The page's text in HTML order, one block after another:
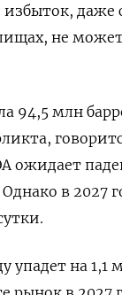
даже
не
94,5 млн
ожидает
в 2027
упадет на 1,1